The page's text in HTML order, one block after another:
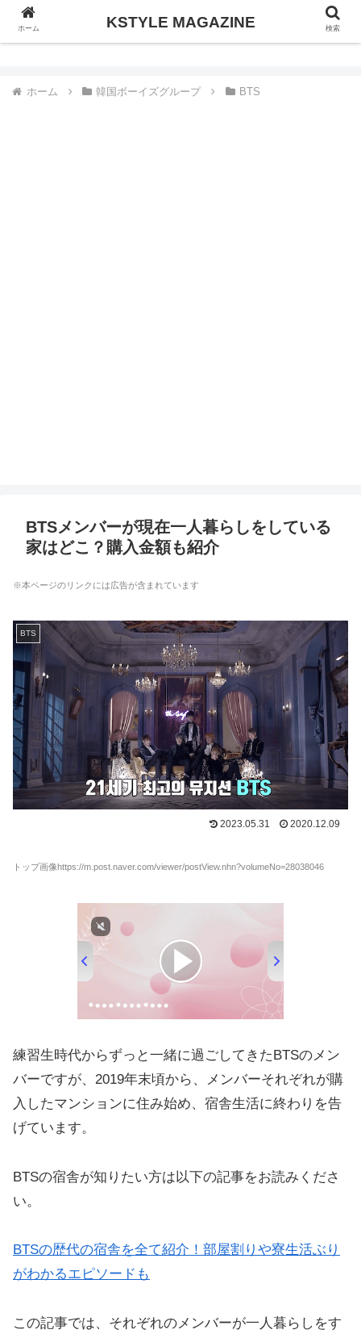
KSTYLE MAGAZINE
ホーム 韓国ボーイズグループ BTS
BTSメンバーが現在一人暮らしをしている
家はどこ？購入金額も紹介
※本ページのリンクには広告が含まれています
BTS
2023.05.31 2020.12.09
トップ画像https://m.post.naver.com/viewer/postView.nhn?volumeNo=28038046
練習生時代からずっと一緒に過ごしてきたBTSのメン
バーですが、2019年末頃から、メンバーそれぞれが購
入したマンションに住み始め、宿舎生活に終わりを告
げています。
BTSの宿舎が知りたい方は以下の記事をお読みくださ
い。
BTSの歴代の宿舎を全て紹介！部屋割りや寮生活ぶり
がわかるエピソードも
この記事では、それぞれのメンバーが一人暮らしをす
ホーム KSTYLE MAGAZINE 検索